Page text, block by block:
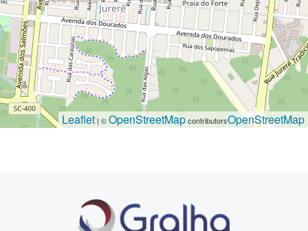
Leaflet | ©OpenStreetMapcontributorsOpenStreetMap